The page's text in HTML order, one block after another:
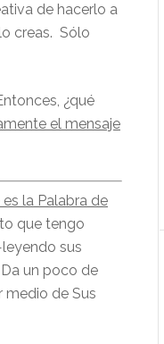
de hacerlo a
creas. Sólo
¿qué
el mensaje
la Palabra de
que tengo
sus
un poco de
medio de Sus